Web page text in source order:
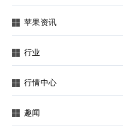
苹果资讯
行业
行情中心
趣闻